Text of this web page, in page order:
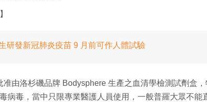
研發新冠肺炎疫苗 9 月前可作人體試驗
准由洛杉磯品牌 Bodysphere 生產之血清學檢測試劑盒
病毒，當中只限專業醫護人員使用，一般普羅大眾不能